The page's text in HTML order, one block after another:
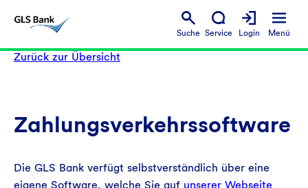
Suche Service Login Menü
Zurück zur Übersicht
Zahlungsverkehrssoftware
Die GLS Bank verfügt selbstverständlich über eine
eigene Software, welche Sie auf unserer Webseite